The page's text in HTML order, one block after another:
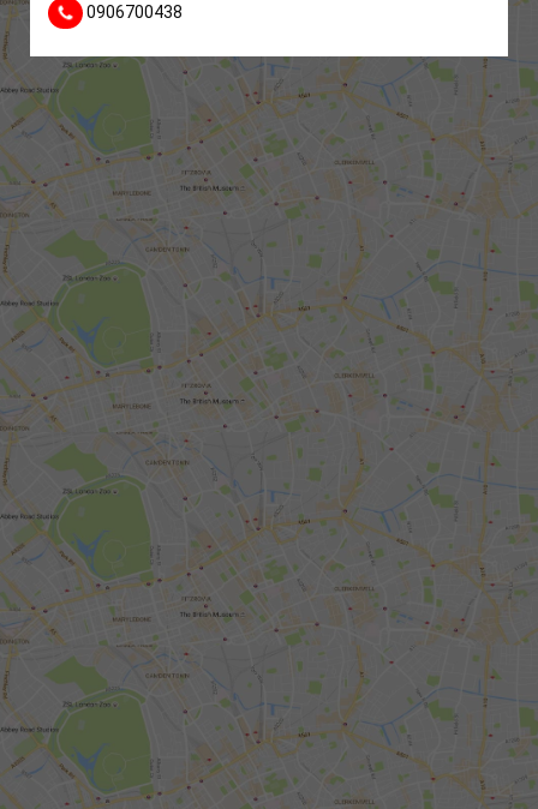
0906700438